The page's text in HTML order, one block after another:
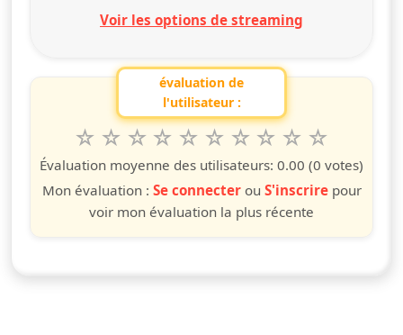
Voir les options de streaming
évaluation de
l'utilisateur :
questo spettacolo da 1 a 10 étoiles
10
étoiles
9
étoiles
8
étoiles
7
étoiles
6
étoiles
5
étoiles
4
étoiles
3
étoiles
2
étoiles
étoile
Évaluation moyenne des utilisateurs: 0.00 (0 votes)
Mon évaluation : Se connecterou S'inscrirepour
voir mon évaluation la plus récente